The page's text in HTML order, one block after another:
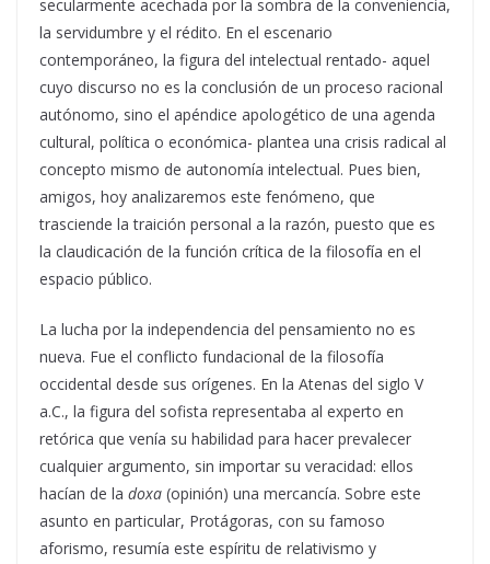
secularmente acechada por la sombra de la conveniencia,
la servidumbre y el rédito. En el escenario
contemporáneo, la figura del intelectual rentado- aquel
cuyo discurso no es la conclusión de un proceso racional
autónomo, sino el apéndice apologético de una agenda
cultural, política o económica- plantea una crisis radical al
concepto mismo de autonomía intelectual. Pues bien,
amigos, hoy analizaremos este fenómeno, que
trasciende la traición personal a la razón, puesto que es
la claudicación de la función crítica de la filosofía en el
espacio público.
La lucha por la independencia del pensamiento no es
nueva. Fue el conflicto fundacional de la filosofía
occidental desde sus orígenes. En la Atenas del siglo V
a.C., la figura del sofista representaba al experto en
retórica que venía su habilidad para hacer prevalecer
cualquier argumento, sin importar su veracidad: ellos
hacían de la doxa (opinión) una mercancía. Sobre este
asunto en particular, Protágoras, con su famoso
aforismo, resumía este espíritu de relativismo y